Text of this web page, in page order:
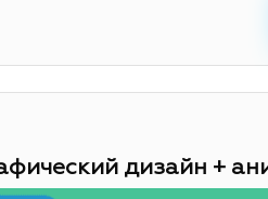
дизайн +